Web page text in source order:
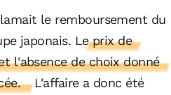
le remboursement du
japonais. Le prix de
l'absence de choix donné
L'affaire a donc été